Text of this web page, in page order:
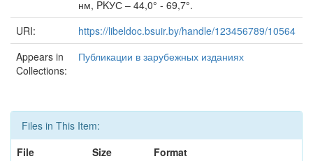
нм, PKУС – 44,0° - 69,7°.
URI:
https://libeldoc.bsuir.by/handle/123456789/10564
Appears in
Collections:
Публикации в зарубежных изданиях
Files in This Item:
File
Size Format